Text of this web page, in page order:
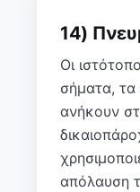
14)
Οι
σήματα, τα
ανήκουν
απόλαυση